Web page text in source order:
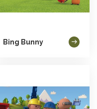
Bing Bunny